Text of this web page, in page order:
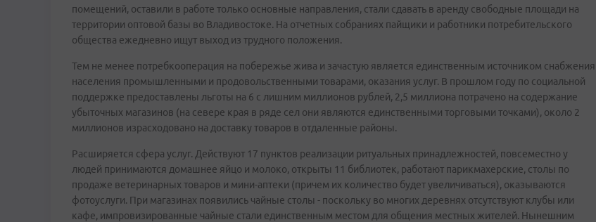
помещений, оставили в работе только основные направления, стали сдавать в аренду свободные площади на
территории оптовой базы во Владивостоке. На отчетных собраниях пайщики и работники потребительского
общества ежедневно ищут выход из трудного положения.
Тем не менее потребкооперация на побережье жива и зачастую является единственным источником снабжения
населения промышленными и продовольственными товарами, оказания услуг. В прошлом году по социальной
поддержке предоставлены льготы на 6 с лишним миллионов рублей, 2,5 миллиона потрачено на содержание
убыточных магазинов (на севере края в ряде сел они являются единственными торговыми точками), около 2
миллионов израсходовано на доставку товаров в отдаленные районы.
Расширяется сфера услуг. Действуют 17 пунктов реализации ритуальных принадлежностей, повсеместно у
людей принимаются домашнее яйцо и молоко, открыты 11 библиотек, работают парикмахерские, столы по
продаже ветеринарных товаров и мини-аптеки (причем их количество будет увеличиваться), оказываются
фотоуслуги. При магазинах появились чайные столы - поскольку во многих деревнях отсутствуют клубы или
кафе, импровизированные чайные стали единственным местом для общения местных жителей. Нынешним